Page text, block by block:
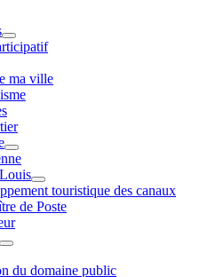
ma ville
touristique des canaux
de Poste
du domaine public